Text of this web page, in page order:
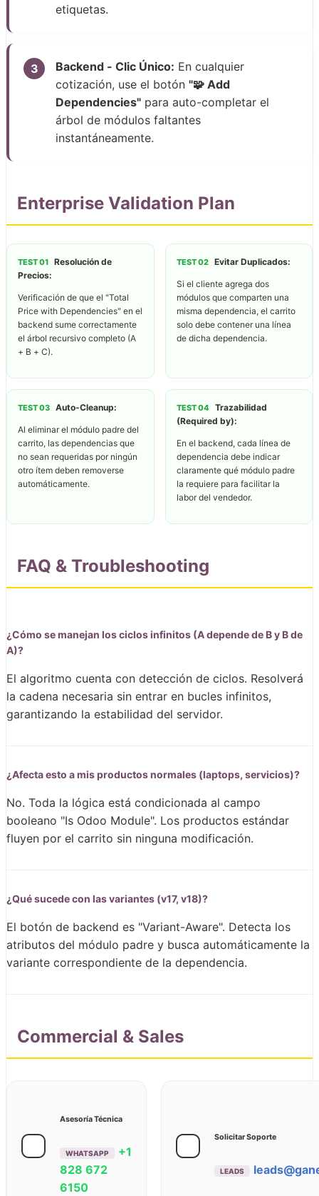
etiquetas.
3 Backend - Clic Único: En cualquier
cotización, use el botón "🧩 Add
Dependencies" para auto-completar el
árbol de módulos faltantes
instantáneamente.
Enterprise Validation Plan
TEST 01 Resolución de
Precios:
Verificación de que el "Total
Price with Dependencies" en el
backend sume correctamente
el árbol recursivo completo (A
+ B + C).
TEST 02 Evitar Duplicados:
Si el cliente agrega dos
módulos que comparten una
misma dependencia, el carrito
solo debe contener una línea
de dicha dependencia.
TEST 03 Auto-Cleanup:
Al eliminar el módulo padre del
carrito, las dependencias que
no sean requeridas por ningún
otro ítem deben removerse
automáticamente.
TEST 04
Trazabilidad
(Required by):
En el backend, cada línea de
dependencia debe indicar
claramente qué módulo padre
la requiere para facilitar la
labor del vendedor.
FAQ & Troubleshooting
¿Cómo se manejan los ciclos infinitos (A depende de B y B de
A)?
El algoritmo cuenta con detección de ciclos. Resolverá
la cadena necesaria sin entrar en bucles infinitos,
garantizando la estabilidad del servidor.
¿Afecta esto a mis productos normales (laptops, servicios)?
No. Toda la lógica está condicionada al campo
booleano "Is Odoo Module". Los productos estándar
fluyen por el carrito sin ninguna modificación.
¿Qué sucede con las variantes (v17, v18)?
El botón de backend es "Variant-Aware". Detecta los
atributos del módulo padre y busca automáticamente la
variante correspondiente de la dependencia.
Commercial & Sales
Asesoría Técnica
WHATSAPP
+1
828 672
6150
Solicitar Soporte
LEADS